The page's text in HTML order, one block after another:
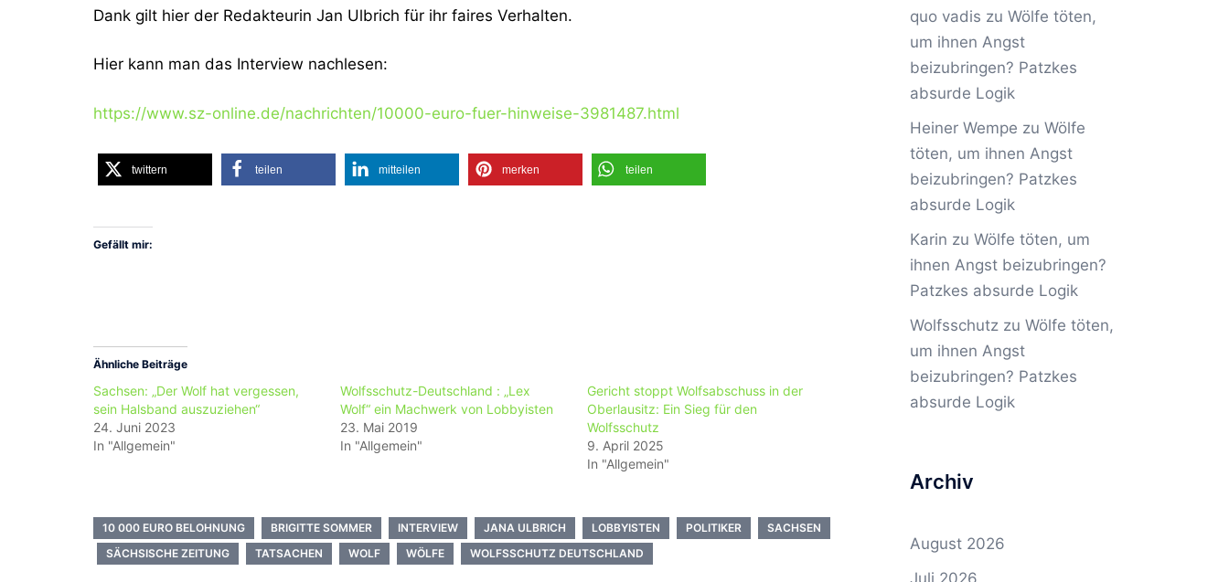
Dank gilt hier der Redakteurin Jan Ulbrich für ihr faires Verhalten.
Hier kann man das Interview nachlesen:
https://www.sz-online.de/nachrichten/10000-euro-fuer-hinweise-3981487.html
twittern teilen mitteilen merken teilen
Gefällt mir:
Ähnliche Beiträge
Sachsen: „Der Wolf hat vergessen,
sein Halsband auszuziehen“
24. Juni 2023
In "Allgemein"
Wolfsschutz-Deutschland : „Lex
Wolf“ ein Machwerk von Lobbyisten
23. Mai 2019
In "Allgemein"
Gericht stoppt Wolfsabschuss in der
Oberlausitz: Ein Sieg für den
Wolfsschutz
9. April 2025
In "Allgemein"
10 000 EURO BELOHNUNG BRIGITTE SOMMER INTERVIEW JANA ULBRICH LOBBYISTEN POLITIKER
SACHSEN
SÄCHSISCHE ZEITUNG
TATSACHEN WOLF WÖLFE WOLFSSCHUTZ DEUTSCHLAND
quo vadis zu Wölfe töten,
um ihnen Angst
beizubringen? Patzkes
absurde Logik
Heiner Wempe zu Wölfe
töten, um ihnen Angst
beizubringen? Patzkes
absurde Logik
Karin zu Wölfe töten, um
ihnen Angst beizubringen?
Patzkes absurde Logik
Wolfsschutzzu Wölfe töten,
um ihnen Angst
beizubringen? Patzkes
absurde Logik
Archiv
August 2026
Juli 2026